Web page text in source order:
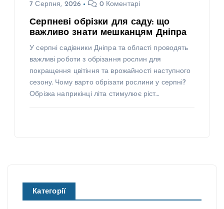
7 Серпня, 2026 0 Коментарі
Серпневі обрізки для саду: що
важливо знати мешканцям Дніпра
У серпні садівники Дніпра та області проводять
важливі роботи з обрізання рослин для
покращення цвітіння та врожайності наступного
сезону. Чому варто обрізати рослини у серпні?
Обрізка наприкінці літа стимулює ріст…
Категорії